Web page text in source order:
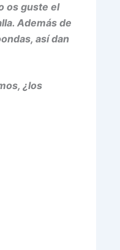
os guste el
Además de
así dan
¿los